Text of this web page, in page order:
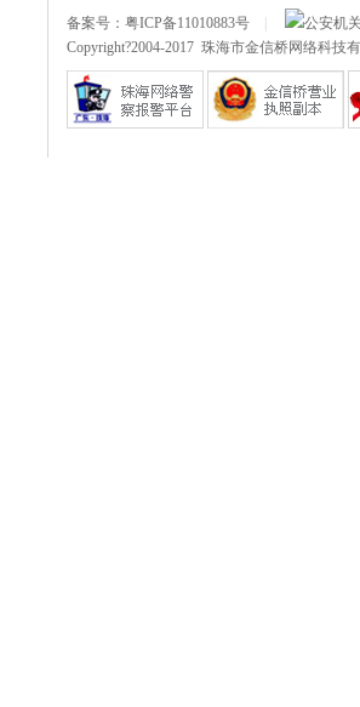
备案号： 粤ICP备11010883号
公安机
Copyright?2004-2017 珠海市金信桥网络科技